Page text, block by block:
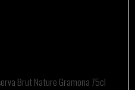
Brut Nature Gramona 75cl